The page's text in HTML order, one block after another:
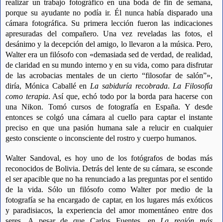
realizar un trabajo fotográfico en una boda de fin de semana,
porque su ayudante no podía ir. Él nunca había disparado una
cámara fotográfica. Su primera lección fueron las indicaciones
apresuradas del compañero. Una vez reveladas las fotos, el
desánimo y la decepción del amigo, lo llevaron a la música. Pero,
Walter era un filósofo con «demasiada sed de verdad, de realidad,
de claridad en su mundo interno y en su vida, como para disfrutar
de las acrobacias mentales de un cierto “filosofar de salón”»,
diría, Mónica Caballé en La sabiduría recobrada. La Filosofía
como terapia. Así que, echó todo por la borda para hacerse con
una Nikon. Tomó cursos de fotografía en España. Y desde
entonces se colgó una cámara al cuello para captar el instante
preciso en que una pasión humana sale a relucir en cualquier
gesto consciente o inconsciente del rostro y cuerpo humanos.
Walter Sandoval, es hoy uno de los fotógrafos de bodas más
reconocidos de Bolivia. Detrás del lente de su cámara, se esconde
el ser apacible que no ha renunciado a las preguntas por el sentido
de la vida. Sólo un filósofo como Walter por medio de la
fotografía se ha encargado de captar, en los lugares más exóticos
y paradisiacos, la experiencia del amor momentáneo entre dos